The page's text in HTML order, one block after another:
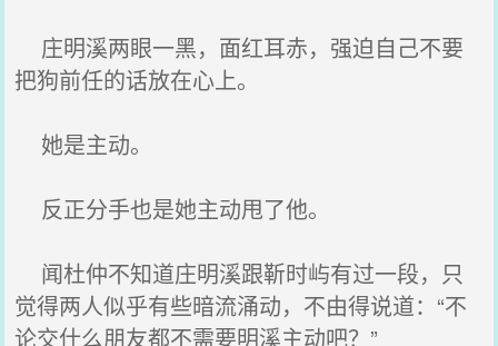
庄明溪两眼一黑，面红耳赤，强迫自己不要
把狗前任的话放在心上。
她是主动。
反正分手也是她主动甩了他。
闻杜仲不知道庄明溪跟靳时屿有过一段，只
觉得两人似乎有些暗流涌动，不由得说道：“不
论交什么朋友都不需要明溪主动吧？”